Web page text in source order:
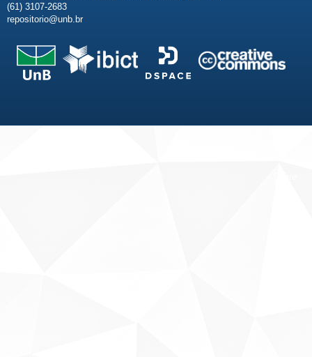
(61) 3107-2683
repositorio@unb.br